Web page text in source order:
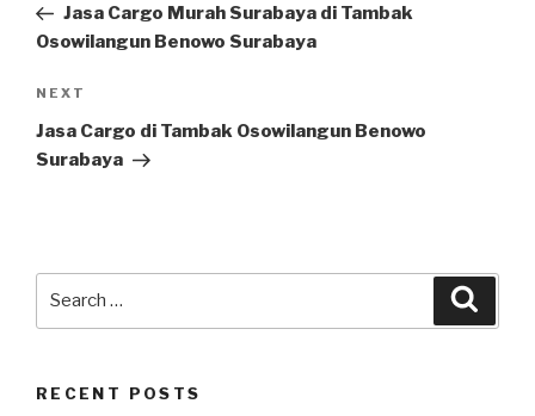
Jasa Cargo Murah Surabaya di Tambak
Osowilangun Benowo Surabaya
NEXT
Jasa Cargo di Tambak Osowilangun Benowo
Surabaya
RECENT POSTS